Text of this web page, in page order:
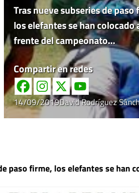
Tras nueve subseries de paso
los elefantes se han colocado
frente del campeonato…
Compartir en redes
14/09/2019David Rodríguez
paso firme, los elefantes se han